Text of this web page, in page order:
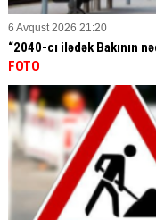
6 Avqust 2026 21:20
“2040-cı ilədək Bakının
FOTO